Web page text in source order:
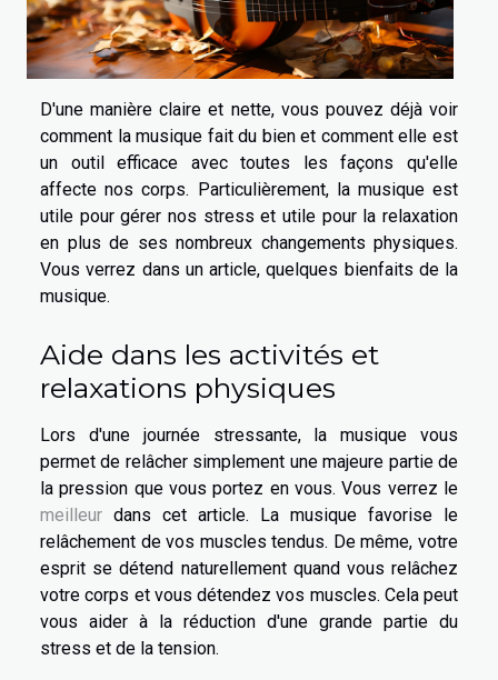
D'une manière claire et nette, vous pouvez déjà voir
comment la musique fait du bien et comment elle est
un outil efficace avec toutes les façons qu'elle
affecte nos corps. Particulièrement, la musique est
utile pour gérer nos stress et utile pour la relaxation
en plus de ses nombreux changements physiques.
Vous verrez dans un article, quelques bienfaits de la
musique.
Aide dans les activités et
relaxations physiques
Lors d'une journée stressante, la musique vous
permet de relâcher simplement une majeure partie de
la pression que vous portez en vous. Vous verrez le
meilleur dans cet article. La musique favorise le
relâchement de vos muscles tendus. De même, votre
esprit se détend naturellement quand vous relâchez
votre corps et vous détendez vos muscles. Cela peut
vous aider à la réduction d'une grande partie du
stress et de la tension.